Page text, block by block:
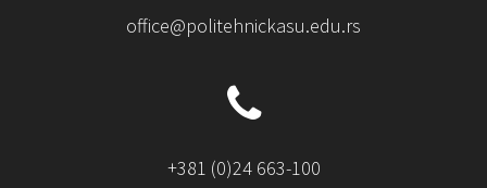
office@politehnickasu.edu.rs
+381 (0)24 663-100